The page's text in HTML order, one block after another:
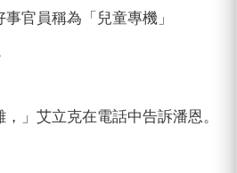
官員稱為「兒童專機」
，」艾立克在電話中告訴潘恩。